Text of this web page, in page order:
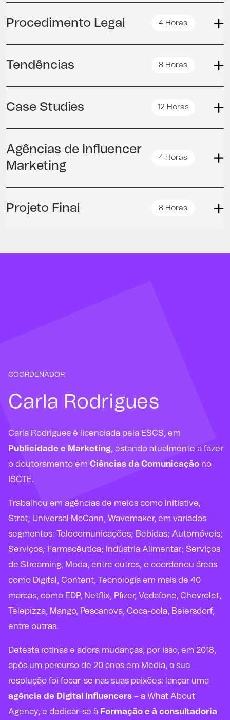
Procedimento Legal 4 Horas
Tendências 8 Horas
Case Studies 12 Horas
Agências de Influencer
Marketing
4 Horas
Projeto Final 8 Horas
COORDENADOR
Carla Rodrigues
Carla Rodrigues é licenciada pela ESCS, em
Publicidade e Marketing, estando atualmente a fazer
o doutoramento em Ciências da Comunicação no
ISCTE.
Trabalhou em agências de meios como Initiative,
Strat; Universal McCann, Wavemaker, em variados
segmentos: Telecomunicações; Bebidas; Automóveis;
Serviços; Farmacêutica; Indústria Alimentar; Serviços
de Streaming, Moda, entre outros, e coordenou áreas
como Digital, Content, Tecnologia em mais de 40
marcas, como EDP, Netflix, Pfizer, Vodafone, Chevrolet,
Telepizza, Mango, Pescanova, Coca-cola, Beiersdorf,
entre outras.
Detesta rotinas e adora mudanças, por isso, em 2018,
após um percurso de 20 anos em Media, a sua
resolução foi focar-se nas suas paixões: lançar uma
agência de Digital Influencers – a What About
Agency, e dedicar-se à Formação e à consultadoria